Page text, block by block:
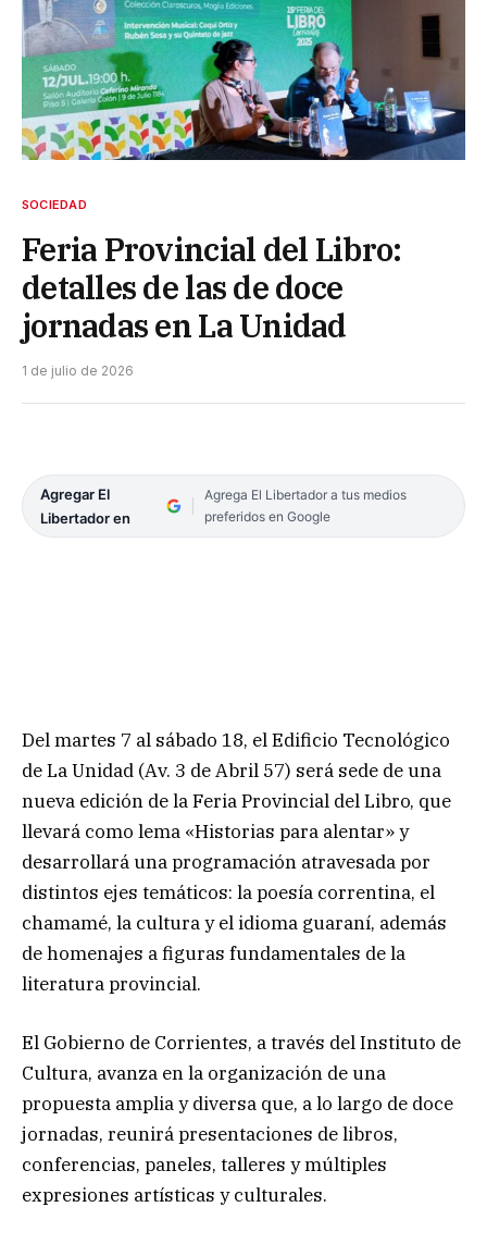
SOCIEDAD
Feria Provincial del Libro:
detalles de las de doce
jornadas en La Unidad
1 de julio de 2026
Agregar El
Libertador en
Agrega El Libertador a tus medios
preferidos en Google
Del martes 7 al sábado 18, el Edificio Tecnológico
de La Unidad (Av. 3 de Abril 57) será sede de una
nueva edición de la Feria Provincial del Libro, que
llevará como lema «Historias para alentar» y
desarrollará una programación atravesada por
distintos ejes temáticos: la poesía correntina, el
chamamé, la cultura y el idioma guaraní, además
de homenajes a figuras fundamentales de la
literatura provincial.
El Gobierno de Corrientes, a través del Instituto de
Cultura, avanza en la organización de una
propuesta amplia y diversa que, a lo largo de doce
jornadas, reunirá presentaciones de libros,
conferencias, paneles, talleres y múltiples
expresiones artísticas y culturales.